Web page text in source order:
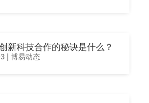
新科技合作的秘诀是什么？
博易动态